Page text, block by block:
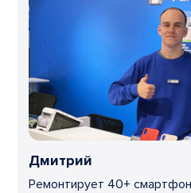
Дмитрий
Ремонтирует 40+